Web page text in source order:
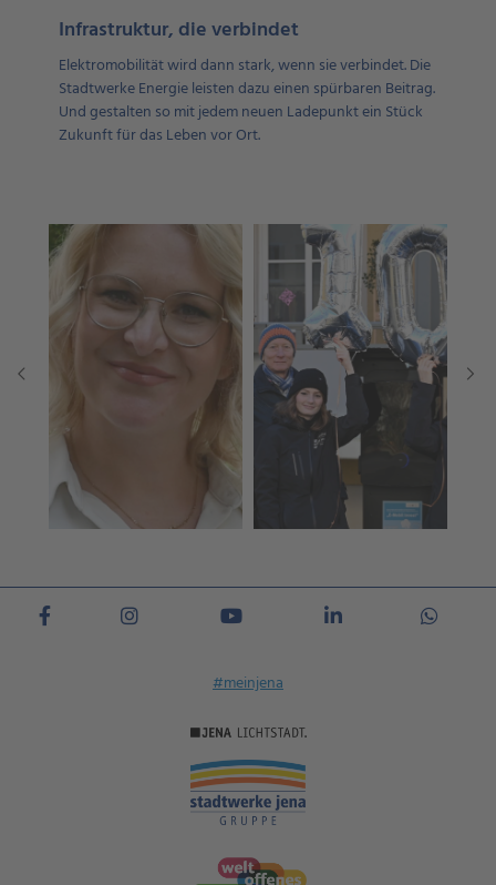
Infrastruktur, die verbindet
Elektromobilität wird dann stark, wenn sie verbindet. Die
Stadtwerke Energie leisten dazu einen spürbaren Beitrag.
Und gestalten so mit jedem neuen Ladepunkt ein Stück
Zukunft für das Leben vor Ort.
#meinjena